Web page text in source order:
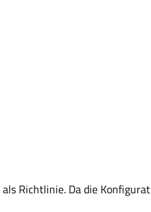
Richtlinie. Da die